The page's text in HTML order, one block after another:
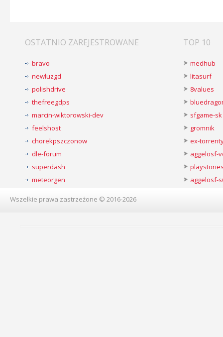
OSTATNIO ZAREJESTROWANE
bravo
newluzgd
polishdrive
thefreegdps
marcin-wiktorowski-dev
feelshost
chorekpszczonow
dle-forum
superdash
meteorgen
TOP 10
medhub
litasurf
8values
sfgame-sk
gromnik
ex-
aggelosf-
aggelosf-
Wszelkie prawa zastrzeżone © 2016-2026